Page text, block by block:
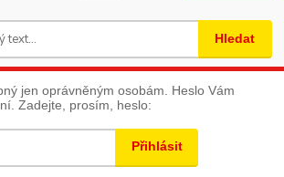
Hledat
jen oprávněným osobám. Heslo Vám
Zadejte, prosím, heslo: